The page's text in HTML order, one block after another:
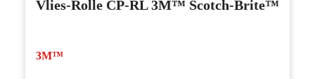
Vlies-Rolle CP-RL 3M™ Scotch-Brite™
3M™